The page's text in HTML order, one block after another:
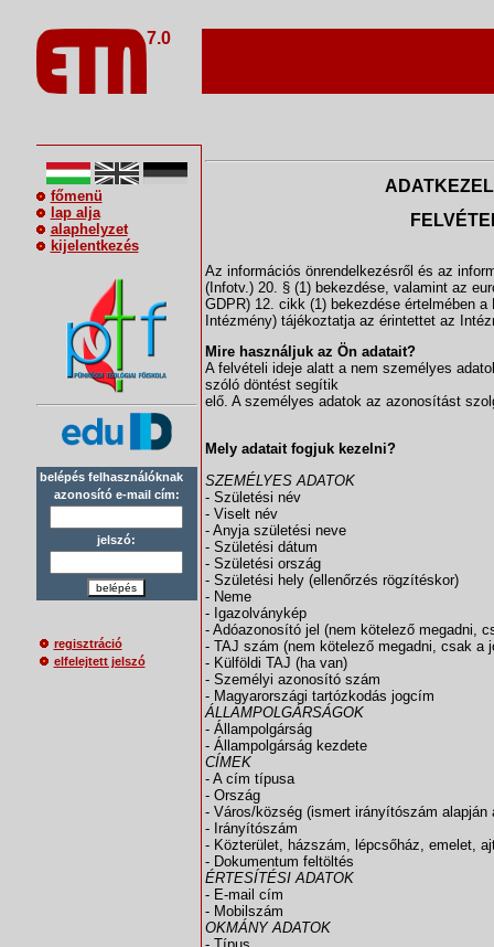
7.0
főmenü
lap alja
alaphelyzet
kijelentkezés
belépés felhasználóknak
azonosító e-mail cím:
jelszó:
belépés
regisztráció
elfelejtett jelszó
Az információs önrendelkezésről és az
(Infotv.) 20. § (1) bekezdése, valamint az
GDPR) 12. cikk (1) bekezdése értelmében
Intézmény) tájékoztatja az érintettet az
Mire használjuk az Ön adatait?
A felvételi ideje alatt a nem személyes
szóló döntést segítik
elő. A személyes adatok az azonosítást
Mely adatait fogjuk kezelni?
SZEMÉLYES ADATOK
- Születési név
- Viselt név
- Anyja születési neve
- Születési dátum
- Születési ország
- Születési hely (ellenőrzés rögzítéskor)
- Neme
- Igazolványkép
- Adóazonosító jel (nem kötelező megadni,
- TAJ szám (nem kötelező megadni, csak a
- Külföldi TAJ (ha van)
- Személyi azonosító szám
- Magyarországi tartózkodás jogcím
ÁLLAMPOLGÁRSÁGOK
- Állampolgárság
- Állampolgárság kezdete
CÍMEK
- A cím típusa
- Ország
- Város/község (ismert irányítószám alapján
- Irányítószám
- Közterület, házszám, lépcsőház, emelet,
- Dokumentum feltöltés
ÉRTESÍTÉSI ADATOK
- E-mail cím
- Mobilszám
OKMÁNY ADATOK